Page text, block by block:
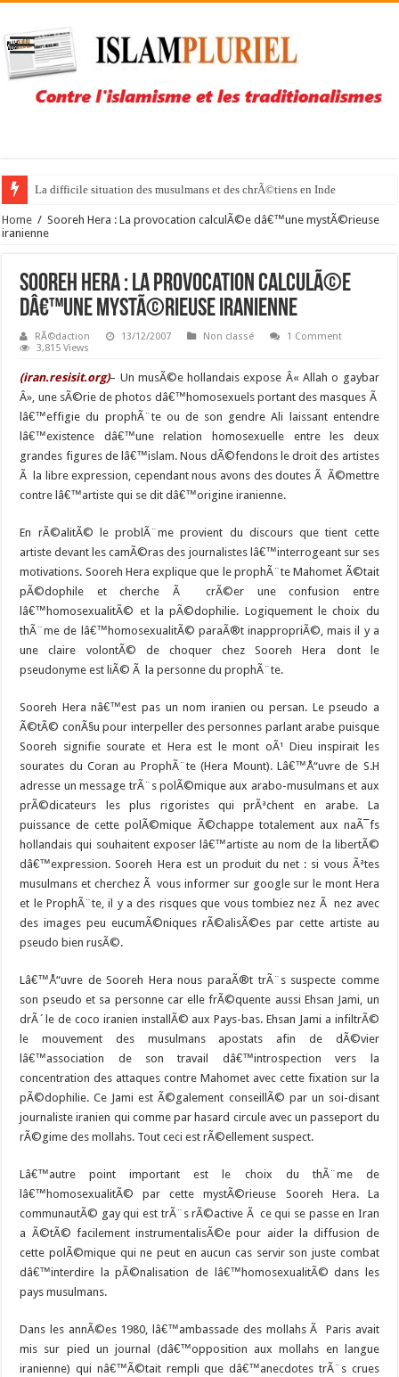
La difficile situation des musulmans et des chrÃ©tiens en Inde
Home / Sooreh Hera : La provocation calculÃ©e dâ€™une mystÃ©rieuse
iranienne
Sooreh Hera : La provocation calculÃ©e
dâ€™une mystÃ©rieuse iranienne
RÃ©daction 13/12/2007 Non classé
1 Comment
3,815 Views
(iran.resisit.org)– Un musÃ©e hollandais expose Â« Allah o gaybar
Â», une sÃ©rie de photos dâ€™homosexuels portant des masques Ã
lâ€™effigie du prophÃ¨te ou de son gendre Ali laissant entendre
lâ€™existence dâ€™une relation homosexuelle entre les deux
grandes figures de lâ€™islam. Nous dÃ©fendons le droit des artistes
Ã la libre expression, cependant nous avons des doutes Ã Ã©mettre
contre lâ€™artiste qui se dit dâ€™origine iranienne.
En rÃ©alitÃ© le problÃ¨me provient du discours que tient cette
artiste devant les camÃ©ras des journalistes lâ€™interrogeant sur ses
motivations. Sooreh Hera explique que le prophÃ¨te Mahomet Ã©tait
pÃ©dophile et cherche Ã crÃ©er une confusion entre
lâ€™homosexualitÃ© et la pÃ©dophilie. Logiquement le choix du
thÃ¨me de lâ€™homosexualitÃ© paraÃ®t inappropriÃ©, mais il y a
une claire volontÃ© de choquer chez Sooreh Hera dont le
pseudonyme est liÃ© Ã la personne du prophÃ¨te.
Sooreh Hera nâ€™est pas un nom iranien ou persan. Le pseudo a
Ã©tÃ© conÃ§u pour interpeller des personnes parlant arabe puisque
Sooreh signifie sourate et Hera est le mont oÃ¹ Dieu inspirait les
sourates du Coran au ProphÃ¨te (Hera Mount). Lâ€™Å“uvre de S.H
adresse un message trÃ¨s polÃ©mique aux arabo-musulmans et aux
prÃ©dicateurs les plus rigoristes qui prÃªchent en arabe. La
puissance de cette polÃ©mique Ã©chappe totalement aux naÃ¯fs
hollandais qui souhaitent exposer lâ€™artiste au nom de la libertÃ©
dâ€™expression. Sooreh Hera est un produit du net : si vous Ãªtes
musulmans et cherchez Ã vous informer sur google sur le mont Hera
et le ProphÃ¨te, il y a des risques que vous tombiez nez Ã nez avec
des images peu eucumÃ©niques rÃ©alisÃ©es par cette artiste au
pseudo bien rusÃ©.
Lâ€™Å“uvre de Sooreh Hera nous paraÃ®t trÃ¨s suspecte comme
son pseudo et sa personne car elle frÃ©quente aussi Ehsan Jami, un
drÃ´le de coco iranien installÃ© aux Pays-bas. Ehsan Jami a infiltrÃ©
le mouvement des musulmans apostats afin de dÃ©vier
lâ€™association de son travail dâ€™introspection vers la
concentration des attaques contre Mahomet avec cette fixation sur la
pÃ©dophilie. Ce Jami est Ã©galement conseillÃ© par un soi-disant
journaliste iranien qui comme par hasard circule avec un passeport du
rÃ©gime des mollahs. Tout ceci est rÃ©ellement suspect.
Lâ€™autre point important est le choix du thÃ¨me de
lâ€™homosexualitÃ© par cette mystÃ©rieuse Sooreh Hera. La
communautÃ© gay qui est trÃ¨s rÃ©active Ã ce qui se passe en Iran
a Ã©tÃ© facilement instrumentalisÃ©e pour aider la diffusion de
cette polÃ©mique qui ne peut en aucun cas servir son juste combat
dâ€™interdire la pÃ©nalisation de lâ€™homosexualitÃ© dans les
pays musulmans.
Dans les annÃ©es 1980, lâ€™ambassade des mollahs Ã Paris avait
mis sur pied un journal (dâ€™opposition aux mollahs en langue
iranienne) qui nâ€™Ã©tait rempli que dâ€™anecdotes trÃ¨s crues